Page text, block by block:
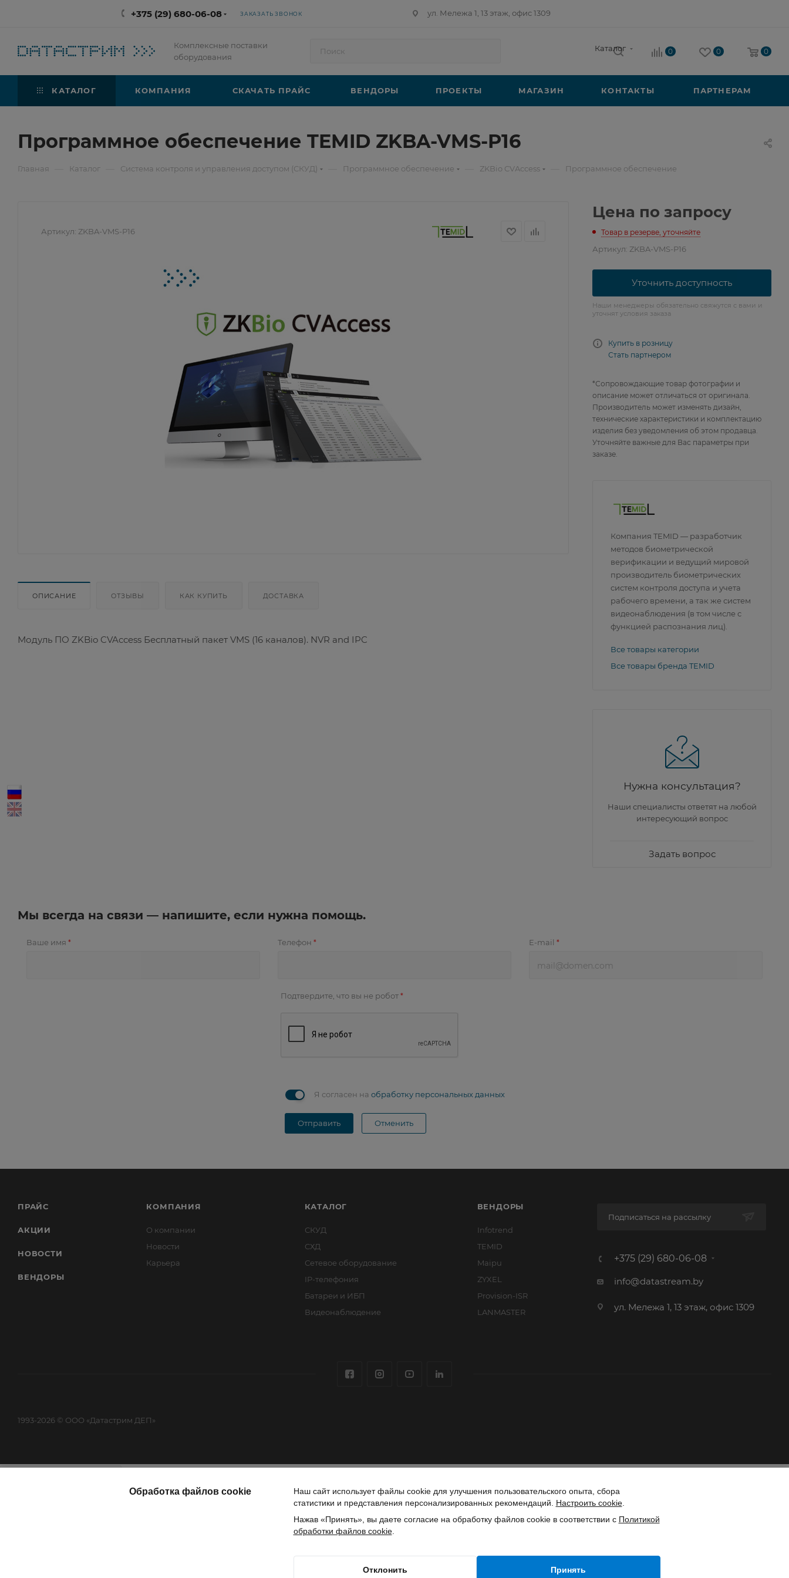
+375 (29) 680-06-08 ЗАКАЗАТЬ ЗВОНОК ул. Мележа 1, 13 этаж, офис 1309
Комплексные поставки
оборудования
Каталог 0 0 0
КАТАЛОГ КОМПАНИЯ СКАЧАТЬ ПРАЙС ВЕНДОРЫ ПРОЕКТЫ МАГАЗИН КОНТАКТЫ ПАРТНЕРАМ
Программное обеспечение TEMID ZKBA-VMS-P16
Главная Каталог Система контроля и управления доступом (СКУД) Программное обеспечение ZKBio CVAccess Программное обеспечение
Артикул: ZKBA-VMS-P16
ОПИСАНИЕ ОТЗЫВЫ КАК КУПИТЬ ДОСТАВКА
Модуль ПО ZKBio CVAccess Бесплатный пакет VMS (16 каналов). NVR and IPC
Цена по запросу
Товар в резерве, уточняйте
Артикул: ZKBA-VMS-P16
Уточнить доступность
Наши менеджеры обязательно свяжутся с вами и
уточнят условия заказа
Купить в розницу
Стать партнером
*Сопровождающие товар фотографии и
описание может отличаться от оригинала.
Производитель может изменять дизайн,
технические характеристики и комплектацию
изделия без уведомления об этом продавца.
Уточняйте важные для Вас параметры при
заказе.
Компания TEMID — разработчик
методов биометрической
верификации и ведущий мировой
производитель биометрических
систем контроля доступа и учета
рабочего времени, а так же систем
видеонаблюдения (в том числе с
функцией распознания лиц).
Все товары категории
Все товары бренда TEMID
Нужна консультация?
Наши специалисты ответят на любой
интересующий вопрос
Задать вопрос
Мы всегда на связи — напишите, если нужна помощь.
Ваше имя* Телефон* E-mail *
Подтвердите, что вы не робот *
Я согласен на обработку персональных данных
Отправить Отменить
ПРАЙС
АКЦИИ
НОВОСТИ
ВЕНДОРЫ
КОМПАНИЯ
О компании
Новости
Карьера
КАТАЛОГ
СКУД
СХД
Сетевое оборудование
IP-телефония
Батареи и ИБП
Видеонаблюдение
ВЕНДОРЫ
Infotrend
TEMID
Maipu
ZYXEL
Provision-ISR
LANMASTER
Подписаться на рассылку
+375 (29) 680-06-08
info@datastream.by
ул. Мележа 1, 13 этаж, офис 1309
1993-2026 © ООО «Датастрим ДЕП»